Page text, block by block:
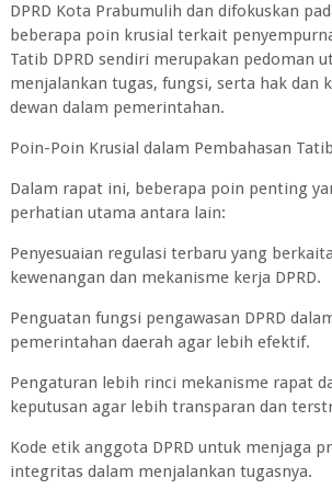
DPRD Kota Prabumulih dan difokuskan
beberapa poin krusial terkait
Tatib DPRD sendiri merupakan pedoman
menjalankan tugas, fungsi, serta hak dan
dewan dalam pemerintahan.
Poin-Poin Krusial dalam Pembahasan Tatib
Dalam rapat ini, beberapa poin penting
perhatian utama antara lain:
Penyesuaian regulasi terbaru yang
kewenangan dan mekanisme kerja DPRD.
Penguatan fungsi pengawasan DPRD
pemerintahan daerah agar lebih efektif.
Pengaturan lebih rinci mekanisme rapat
keputusan agar lebih transparan dan
Kode etik anggota DPRD untuk menjaga
integritas dalam menjalankan tugasnya.